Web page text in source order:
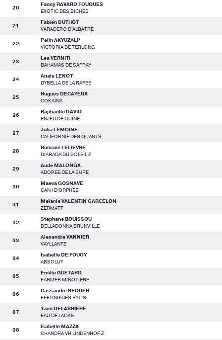
20
Fanny RAVARD FOUQUES
EXOTIC DES BICHES
21
Fabien DUTHOT
VARADERO D'ALBATRE
22
Pelin AKYUZALP
VICTORIA DE TERLONG
23
Lea VERNITI
BAHAMAS DE SAFRAY
24
Anais LENOT
DYBELLA DE LA RAPEE
25
Hugues DECAYEUX
COKAINA
26
Raphaelle DAVID
ENJEU DE QUINE
27
Julia LEMOINE
CALIFORNIE DES QUARTS
28
Romane LELIEVRE
DIARADA DU SOLEIL Z
29
Aude MALONGA
ADOREE DE LA SURE
30
Maeva GOSNAVE
CAN I D'ORPHEE
31
Melanie VALENTIN GARCELON
ZERMATT
32
Stephane BOUISSOU
BELLADONNA BRUNVILLE
33
Alexandra VANNIER
VAYLLANTE
34
Isabelle DE FOUGY
ABSOLUT
35
Emilie GUETARD
FARMER MINOTIERE
36
Cassandre REQUER
FEELING DES PATIS
37
Yann DELABRIERE
EAU DE LACKE
38
Isabelle MAZZA
CHANDRA VH LINDENHOF Z